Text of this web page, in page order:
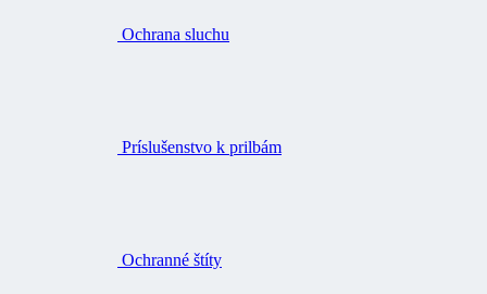
Ochrana sluchu
Príslušenstvo k prilbám
Ochranné štíty